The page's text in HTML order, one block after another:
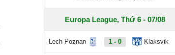
Europa League, Thứ 6 - 07/08
Lech Poznan 1 - 0 Klaksvik